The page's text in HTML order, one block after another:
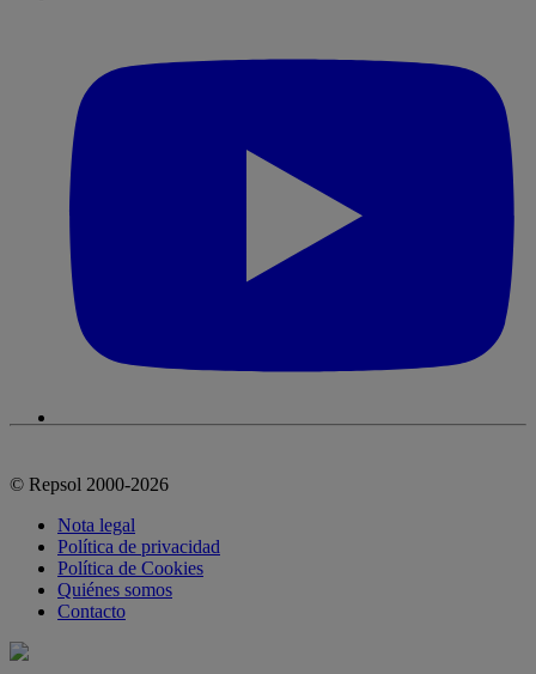
© Repsol 2000-2026
Nota legal
Política de privacidad
Política de Cookies
Quiénes somos
Contacto